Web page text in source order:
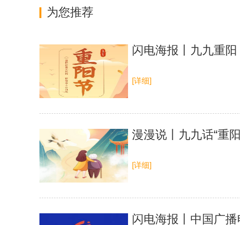
为您推荐
闪电海报丨九九重
[详细]
漫漫说丨九九话“重
[详细]
闪电海报丨中国广